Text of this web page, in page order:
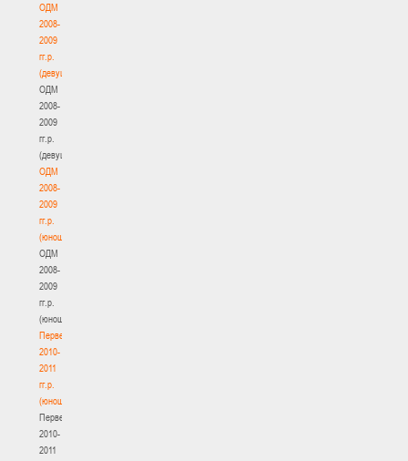
ОДМ
2008-
2009
гг.р.
(девушки)
ОДМ
2008-
2009
гг.р.
(девушки)
ОДМ
2008-
2009
гг.р.
(юноши)
ОДМ
2008-
2009
гг.р.
(юноши)
Первенство
2010-
2011
гг.р.
(юноши)
Первенство
2010-
2011